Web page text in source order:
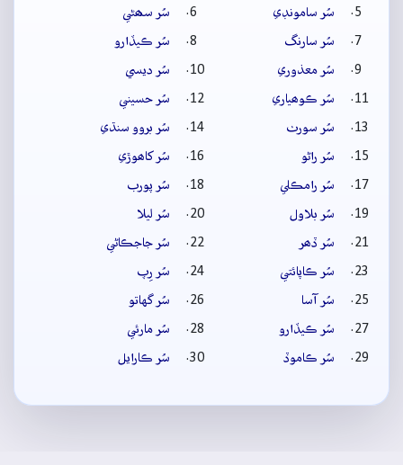
سُر سامونڊي
سُر سھڻي
سُر سارنگ
سُر ڪيڏارو
سُر معذوري
سُر ديسي
سُر ڪوھياري
سُر حسيني
سُر سورٺ
سُر بروو سنڌي
سُر راڻو
سُر کاھوڙي
سُر رامڪلي
سُر پورب
سُر بلاول
سُر ليلا
سُر ڏھر
سُر جاجڪاڻي
سُر ڪاپائتي
سُر رِپ
سُر آسا
سُر گهاتو
سُر ڪيڏارو
سُر مارئي
سُر ڪاموڏ
سُر ڪارايل